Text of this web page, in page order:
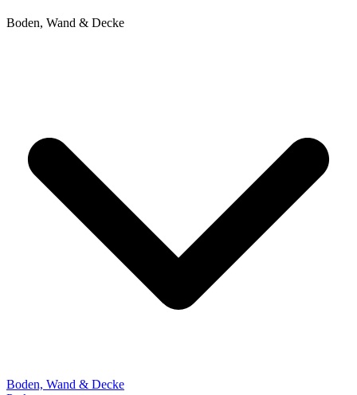
Boden, Wand & Decke
Boden, Wand & Decke